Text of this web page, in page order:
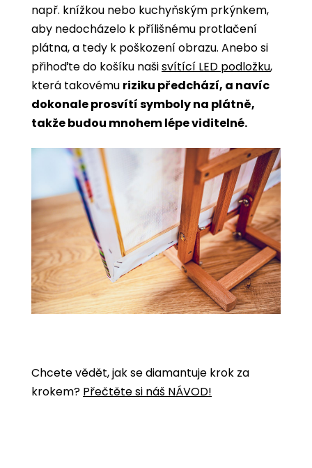
např. knížkou nebo kuchyňským prkýnkem,
aby nedocházelo k přílišnému protlačení
plátna, a tedy k poškození obrazu. Anebo si
přihoďte do košíku našisvítící LED podložku,
která takovému riziku předchází, a navíc
dokonale prosvítí symboly na plátně,
takže budou mnohem lépe viditelné.
Chcete vědět, jak se diamantuje krok za
krokem? Přečtěte si náš NÁVOD!